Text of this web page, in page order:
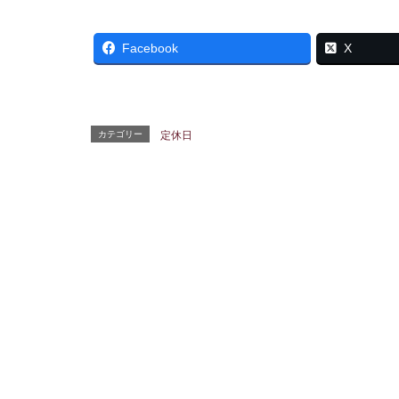
Facebook X
カテゴリー 定休日